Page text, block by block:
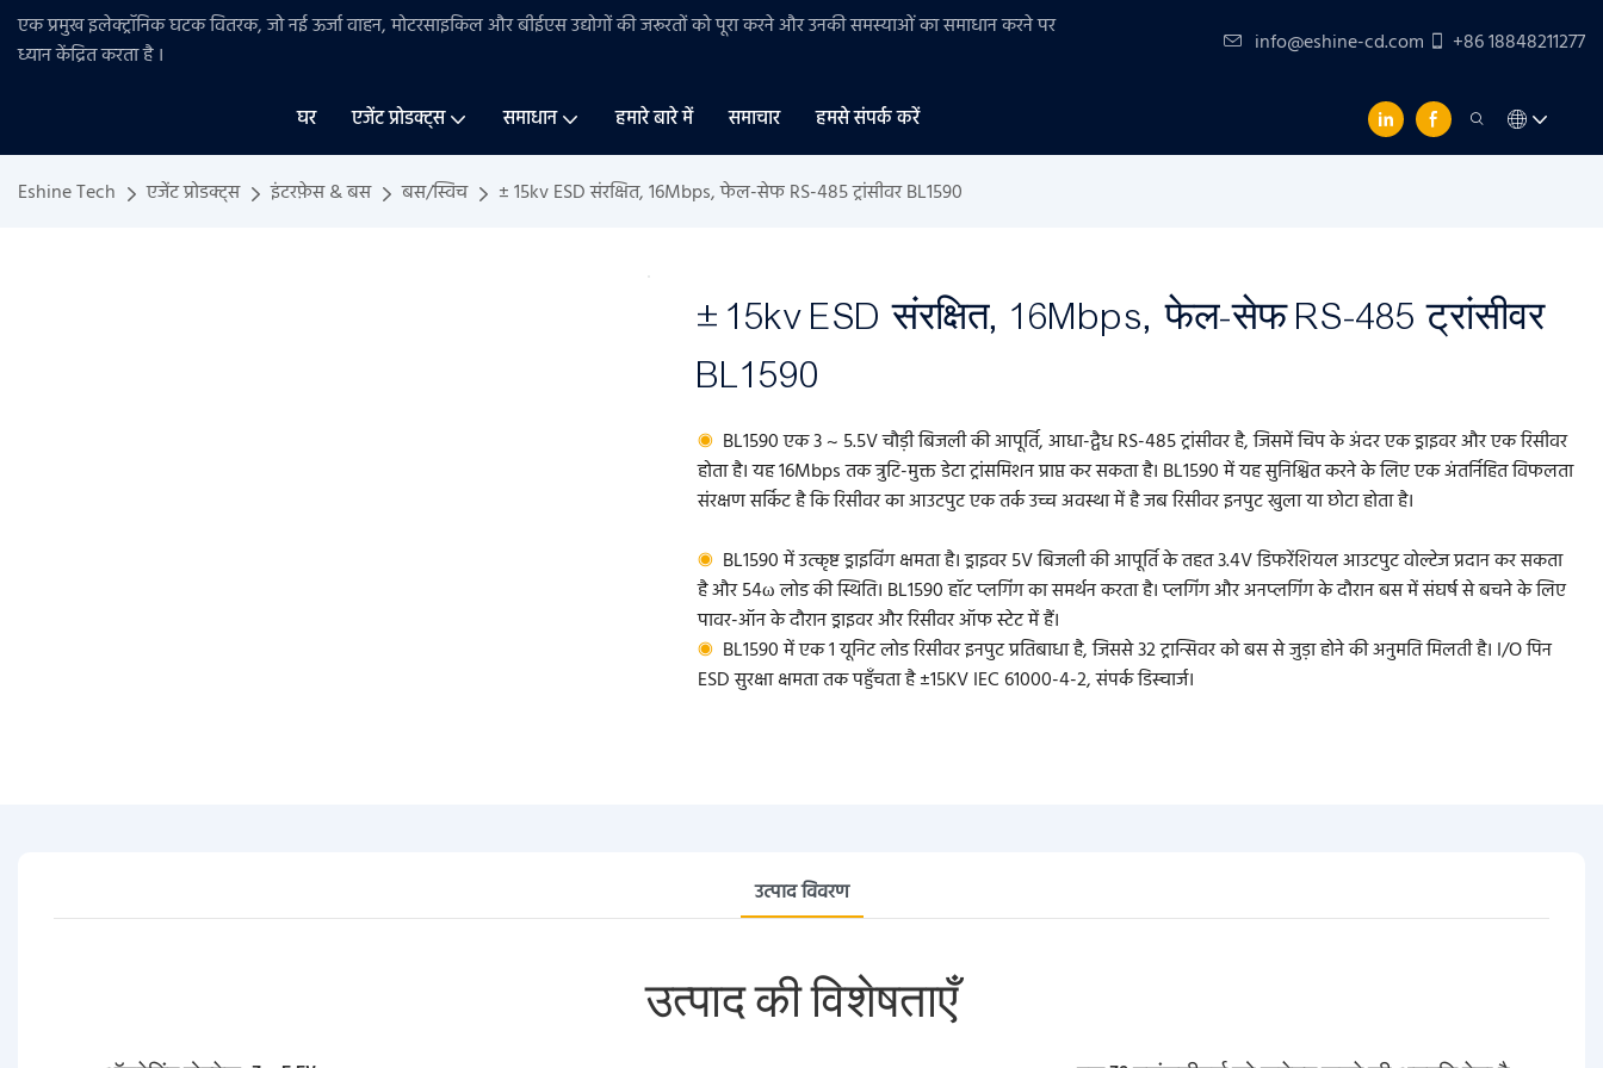
एक प्रमुख इलेक्ट्रॉनिक घटक वितरक, जो नई ऊर्जा वाहन, मोटरसाइकिल और बीईएसउद्योगों कीजरूरतों को पूरा करने और उनकी समस्याओं का समाधान करने पर
ध्यान केंद्रित करता है। info@eshine-cd.com +86 18848211277
घर एजेंट प्रोडक्ट्स समाधान हमारे बारे में समाचार हमसे संपर्क करें
Eshine Tech एजेंट प्रोडक्ट्स इंटरफ़ेस & बस बस/स्विच ± 15kv ESD संरक्षित, 16Mbps, फेल-सेफ RS-485 ट्रांसीवर BL1590
± 15kv ESD संरक्षित, 16Mbps, फेल-सेफ RS-485 ट्रांसीवर
BL1590
◉ BL1590 एक 3 ~ 5.5V चौड़ी बिजली की आपूर्ति, आधा-द्वैध RS-485 ट्रांसीवर है, जिसमें चिप के अंदर एक ड्राइवर और एक रिसीवर
होता है। यह 16Mbps तक त्रुटि-मुक्त डेटा ट्रांसमिशन प्राप्त कर सकता है। BL1590 में यह सुनिश्चित करने के लिए एक अंतर्निहित विफलता
संरक्षण सर्किट है कि रिसीवर का आउटपुट एक तर्क उच्च अवस्था में है जब रिसीवर इनपुट खुला या छोटा होता है।
◉ BL1590 में उत्कृष्ट ड्राइविंग क्षमता है। ड्राइवर 5V बिजली की आपूर्ति के तहत 3.4V डिफरेंशियल आउटपुट वोल्टेज प्रदान कर सकता
है और 54ω लोड की स्थिति। BL1590 हॉट प्लगिंग का समर्थन करता है। प्लगिंग और अनप्लगिंग के दौरान बस में संघर्ष से बचने के लिए
पावर-ऑन के दौरान ड्राइवर और रिसीवर ऑफ स्टेट में हैं।
◉ BL1590 में एक 1 यूनिट लोड रिसीवर इनपुट प्रतिबाधा है, जिससे 32 ट्रान्सिवर को बस से जुड़ा होने की अनुमति मिलती है। I/O पिन
ESD सुरक्षा क्षमता तक पहुँचता है ±15KV IEC 61000-4-2, संपर्क डिस्चार्ज।
उत्पाद विवरण
उत्पाद की विशेषताएँ